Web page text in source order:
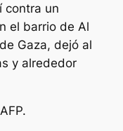
contra un
el barrio de Al
Gaza, dejó al
y alrededor